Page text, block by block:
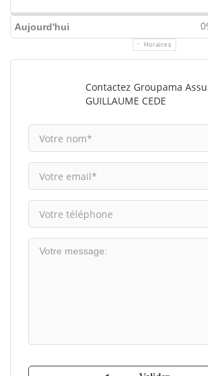
Aujourd'hui
Horaires
Contactez Groupama
GUILLAUME CEDE